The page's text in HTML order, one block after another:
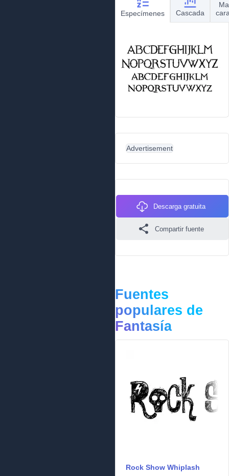
Especímenes Cascada
Advertisement
Descarga gratuita
Compartir fuente
Fuentes
populares de
Fantasía
Rock Show Whiplash